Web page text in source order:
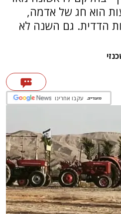
הוא חג של אדמה,
הדדית. גם השנה לא
עקבו אחרינו